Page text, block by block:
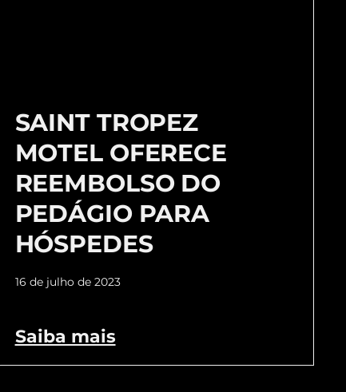
SAINT TROPEZ
MOTEL OFERECE
REEMBOLSO DO
PEDÁGIO PARA
HÓSPEDES
16 de julho de 2023
Saiba mais